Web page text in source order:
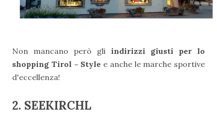
Non mancano però gli indirizzi giusti per lo
shopping Tirol – Style e anche le marche sportive
d'eccellenza!
2. SEEKIRCHL